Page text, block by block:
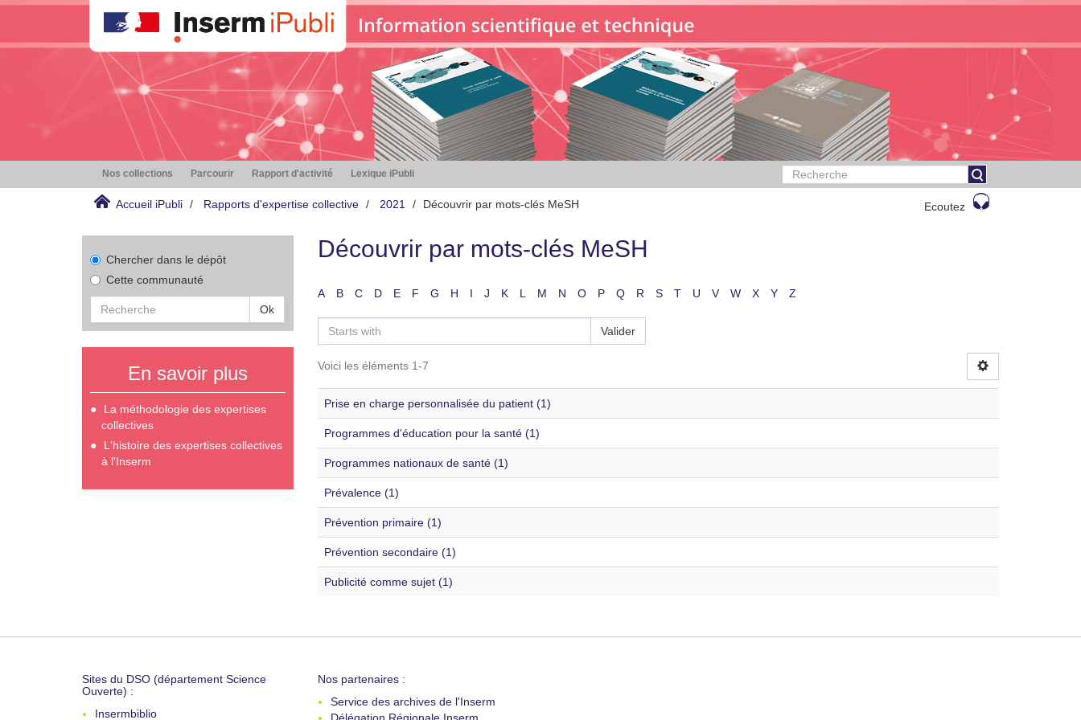
Nos collections Parcourir Rapport d'activité Lexique iPubli
Accueil iPubli Rapports d'expertise collective 2021 Découvrir par mots-clés MeSH Ecoutez
Chercher dans le dépôt
Cette communauté
Ok
En savoir plus
La méthodologie des expertises
collectives
L'histoire des expertises collectives
à l'Inserm
Découvrir par mots-clés MeSH
A B C D E F G H I J K L M N O P Q R S T U V W X Y Z
Valider
Voici les éléments 1-7
Prise en charge personnalisée du patient (1)
Programmes d'éducation pour la santé (1)
Programmes nationaux de santé (1)
Prévalence (1)
Prévention primaire (1)
Prévention secondaire (1)
Publicité comme sujet (1)
Sites du DSO (département Science
Ouverte) :
Insermbiblio
Nos partenaires :
Service des archives de l'Inserm